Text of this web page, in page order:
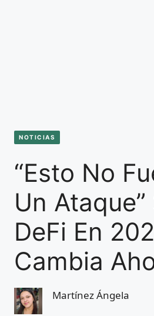
NOTICIAS
“Esto No
Un
DeFi En
Cambia
Martínez Ángela